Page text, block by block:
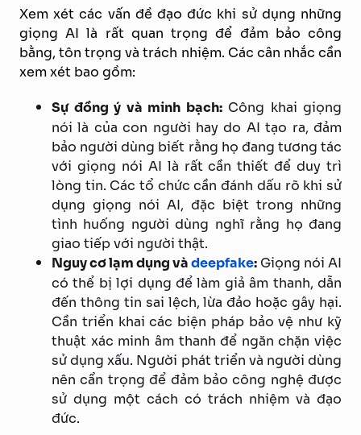
Xem xét các vấn đề đạo đức khi sử dụng những
giọng AI là rất quan trọng để đảm bảo công
bằng, tôn trọng và trách nhiệm. Các cân nhắc cần
xem xét bao gồm:
Sự đồng ý và minh bạch:Công khai giọng
nói là của con người hay do AI tạo ra, đảm
bảo người dùng biết rằng họ đang tương tác
với giọng nói AI là rất cần thiết để duy trì
lòng tin. Các tổ chức cần đánh dấu rõ khi sử
dụng giọng nói AI, đặc biệt trong những
tình huống người dùng nghĩ rằng họ đang
giao tiếp với người thật.
Nguy cơ lạm dụng vàdeepfake: Giọng nói AI
có thể bị lợi dụng để làm giả âm thanh, dẫn
đến thông tin sai lệch, lừa đảo hoặc gây hại.
Cần triển khai các biện pháp bảo vệ như kỹ
thuật xác minh âm thanh để ngăn chặn việc
sử dụng xấu. Người phát triển và người dùng
nên cẩn trọng để đảm bảo công nghệ được
sử dụng một cách có trách nhiệm và đạo
đức.